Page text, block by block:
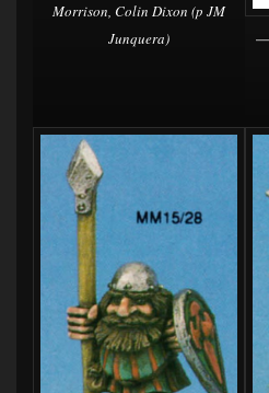
Morrison, Colin Dixon (p JM
Junquera)